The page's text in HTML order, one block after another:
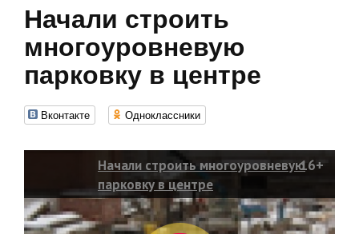
Начали строить
многоуровневую
парковку в центре
Вконтакте Одноклассники
Начали строить многоуровневую
парковку в центре
16+